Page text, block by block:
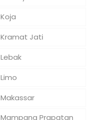
Koja
Kramat Jati
Lebak
Limo
Makassar
Mampang Prapatan